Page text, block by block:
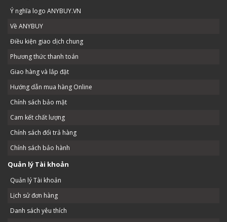
Ý nghĩa logo ANYBUY.VN
Về ANYBUY
Điều kiện giao dịch chung
Phương thức thanh toán
Giao hàng và lắp đặt
Hướng dẫn mua hàng Online
Chính sách bảo mật
Cam kết chất lượng
Chính sách đổi trả hàng
Chính sách bảo hành
Quản lý Tài khoản
Quản lý Tài khoản
Lịch sử đơn hàng
Danh sách yêu thích